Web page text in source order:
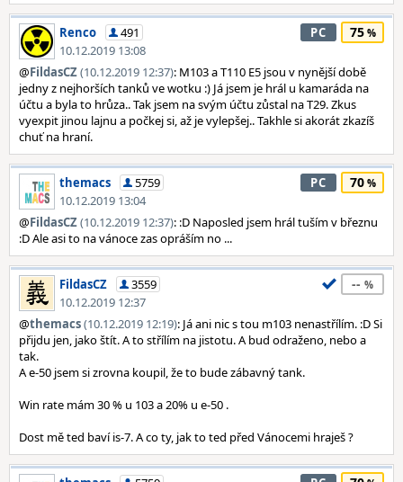
Renco
491
10.12.2019 13:08
PC 75
@FildasCZ(10.12.2019 12:37): M103 a T110 E5 jsou v nynější době
jedny z nejhorších tanků ve wotku :) Já jsem je hrál u kamaráda na
účtu a byla to hrůza.. Tak jsem na svým účtu zůstal na T29. Zkus
vyexpit jinou lajnu a počkej si, až je vylepšej.. Takhle si akorát zkazíš
chuť na hraní.
themacs
5759
10.12.2019 13:04
PC 70
@FildasCZ(10.12.2019 12:37): :D Naposled jsem hrál tuším v březnu
:D Ale asi to na vánoce zas opráším no ...
FildasCZ
3559
10.12.2019 12:37
--
@themacs(10.12.2019 12:19): Já ani nic s tou m103 nenastřílím. :D Si
přijdu jen, jako štít. A to střílím na jistotu. A bud odraženo, nebo a
tak.
A e-50 jsem si zrovna koupil, že to bude zábavný tank.
Win rate mám 30 % u 103 a 20% u e-50 .
Dost mě ted baví is-7. A co ty, jak to ted před Vánocemi hraješ ?